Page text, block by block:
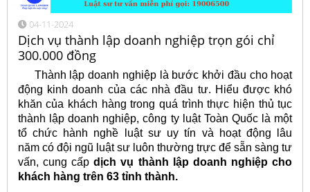
04-11-2024
Dịch vụ thành lập doanh nghiệp trọn gói chỉ
300.000 đồng
Thành lập doanh nghiệp là bước khởi đầu cho hoạt
động kinh doanh của các nhà đầu tư. Hiểu được khó
khăn của khách hàng trong quá trình thực hiện thủ tục
thành lập doanh nghiệp, công ty luật Toàn Quốc là một
tổ chức hành nghề luật sư uy tín và hoạt động lâu
năm có đội ngũ luật sư luôn thường trực để sẵn sàng tư
vấn, cung cấpdịch vụ thành lập doanh nghiệp cho
khách hàng trên 63 tỉnh thành.